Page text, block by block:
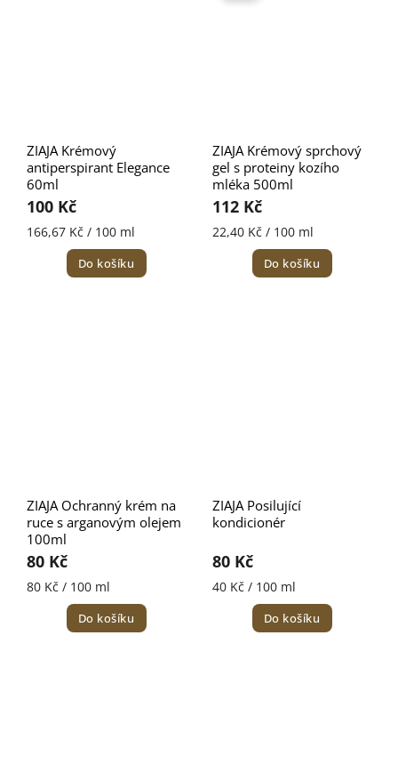
ZIAJA Krémový
antiperspirant Elegance
60ml
100 Kč
166,67 Kč / 100 ml
Do košíku
ZIAJA Krémový sprchový
gel s proteiny kozího
mléka 500ml
112 Kč
22,40 Kč / 100 ml
Do košíku
ZIAJA Ochranný krém na
ruce s arganovým olejem
100ml
80 Kč
80 Kč / 100 ml
Do košíku
ZIAJA Posilující
kondicionér
80 Kč
40 Kč / 100 ml
Do košíku